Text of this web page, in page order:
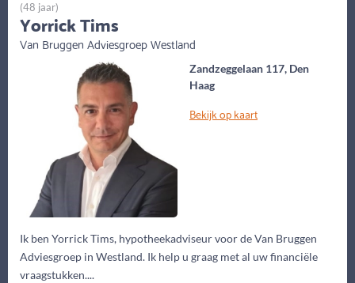
Zandzeggelaan 117, Den
Haag
Bekijk op kaart
Ik ben Yorrick Tims, hypotheekadviseur voor de Van Bruggen
Adviesgroep in Westland. Ik help u graag met al uw financiële
vraagstukken....
(48 jaar)
Yorrick Tims
Van Bruggen Adviesgroep Westland